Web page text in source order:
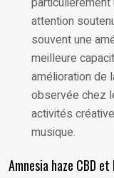
attention
souvent une
meilleure
amélioration de
observée chez
activités
musique.
Amnesia haze CBD